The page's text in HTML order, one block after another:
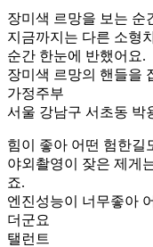
장미색 르망을 보는 순
지금까지는 다른 소형
순간 한눈에 반했어요.
장미색 르망의 핸들을
가정주부
서울 강남구 서초동 박
힘이 좋아 어떤 험한길
야외촬영이 잦은 제게
죠.
엔진성능이 너무좋아
더군요
탤런트